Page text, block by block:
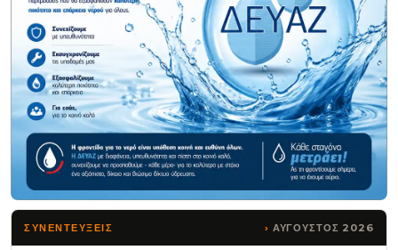
ΣΥΝΕΝΤΕΥΞΕΙΣ ΑΥΓΟΥΣΤΟΣ 2026